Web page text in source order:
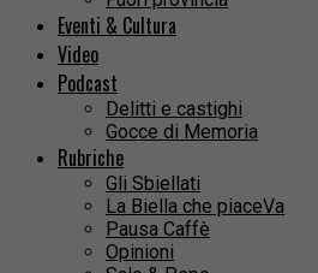
Eventi & Cultura
Video
Podcast
Delitti e castighi
Gocce di Memoria
Rubriche
Gli Sbiellati
La Biella che piaceVa
Pausa Caffè
Opinioni